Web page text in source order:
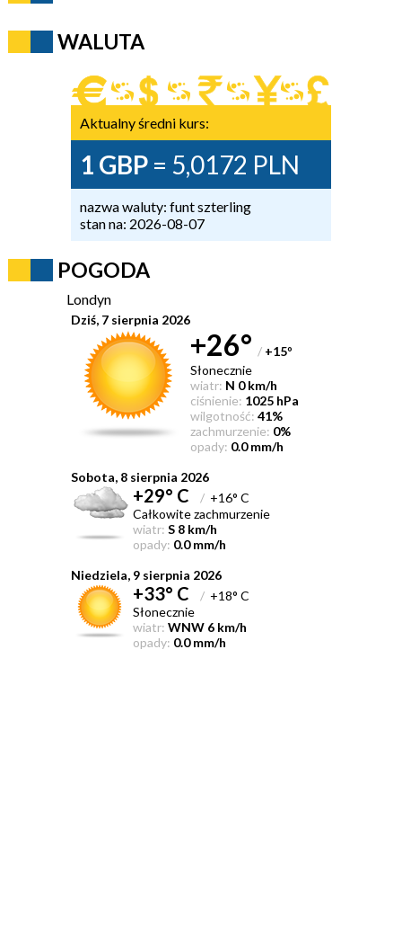
WALUTA
Aktualny średni kurs:
1 GBP= 5,0172 PLN
nazwa waluty: funt szterling
stan na: 2026-08-07
POGODA
Londyn
Dziś, 7 sierpnia 2026
+26° / +15°
Słonecznie
wiatr: N 0 km/h
ciśnienie: 1025 hPa
wilgotność: 41%
zachmurzenie: 0%
opady: 0.0 mm/h
Sobota, 8 sierpnia 2026
+29° C /+16° C
Całkowite zachmurzenie
wiatr: S 8 km/h
opady: 0.0 mm/h
Niedziela, 9 sierpnia 2026
+33° C /+18° C
Słonecznie
wiatr: WNW 6 km/h
opady: 0.0 mm/h